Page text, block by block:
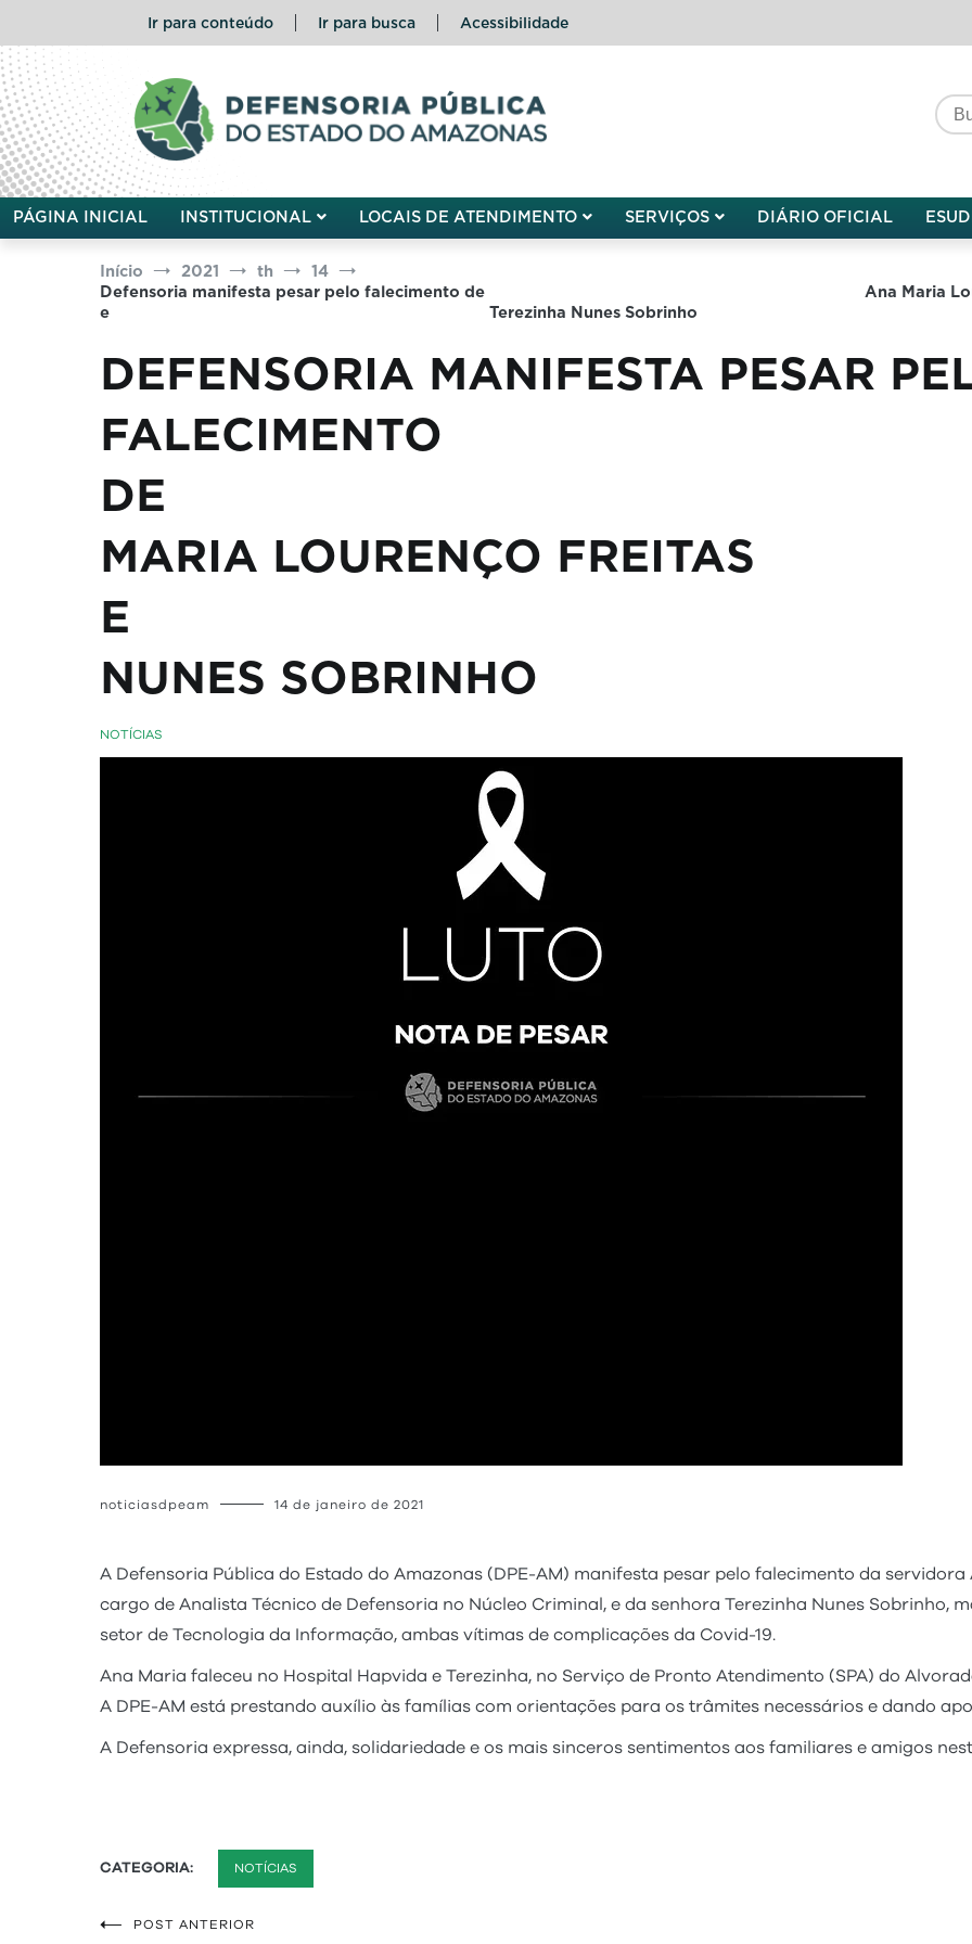
o
conteúdo
Ir para conteúdo Ir para busca Acessibilidade
Defensoria Pública do Estado do Amazonas
PÁGINA INICIAL INSTITUCIONAL LOCAIS DE ATENDIMENTO SERVIÇOS DIÁRIO OFICIAL
Início 2021 th
14
Defensoria manifesta pesar pelo falecimento de Ana Maria
e Terezinha Nunes Sobrinho
DEFENSORIA MANIFESTA PESAR
FALECIMENTO
DE
MARIA LOURENÇO FREITAS
E
NUNES SOBRINHO
NOTÍCIAS
noticiasdpeam 14 de janeiro de 2021
A Defensoria Pública do Estado do Amazonas (DPE-AM) manifesta pesar pelo falecimento da
cargo de Analista Técnico de Defensoria no Núcleo Criminal, e da senhora Terezinha Nunes Sobrinho,
setor de Tecnologia da Informação, ambas vítimas de complicações da Covid-19.
Ana Maria faleceu no Hospital Hapvida e Terezinha, no Serviço de Pronto Atendimento (SPA) do
A DPE-AM está prestando auxílio às famílias com orientações para os trâmites necessários e dando
A Defensoria expressa, ainda, solidariedade e os mais sinceros sentimentos aos familiares e amigos
CATEGORIA: NOTÍCIAS
POST ANTERIOR